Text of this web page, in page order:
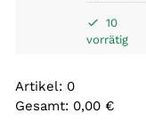
10
vorrätig
Artikel: 0
Gesamt: 0,00 €